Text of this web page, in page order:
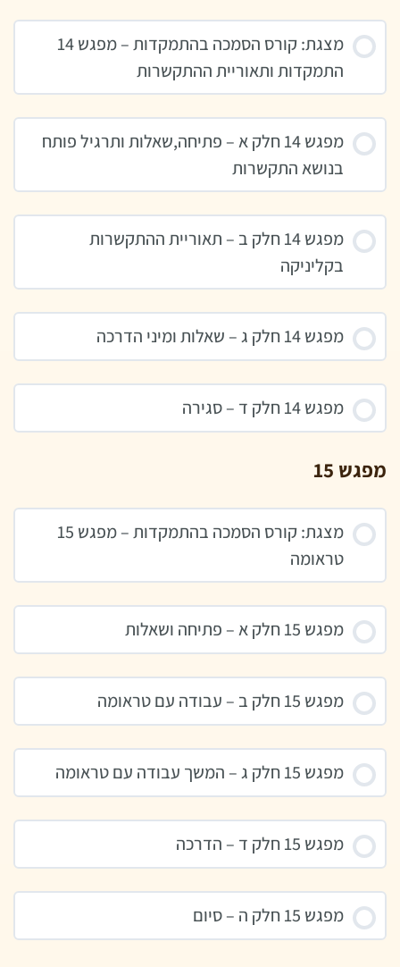
מצגת: קורס הסמכה בהתמקדות – מפגש 14
התמקדות ותאוריית ההתקשרות
מפגש 14 חלק א – פתיחה,שאלות ותרגיל פותח
בנושא התקשרות
מפגש 14 חלק ב – תאוריית ההתקשרות
בקליניקה
מפגש 14 חלק ג – שאלות ומיני הדרכה
מפגש 14 חלק ד – סגירה
מפגש 15
מצגת: קורס הסמכה בהתמקדות – מפגש 15
טראומה
מפגש 15 חלק א – פתיחה ושאלות
מפגש 15 חלק ב – עבודה עם טראומה
מפגש 15 חלק ג – המשך עבודה עם טראומה
מפגש 15 חלק ד – הדרכה
מפגש 15 חלק ה – סיום